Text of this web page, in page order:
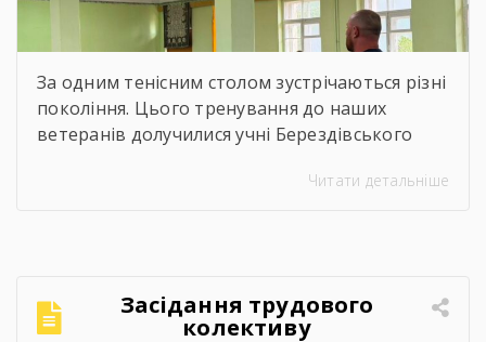
За одним тенісним столом зустрічаються різні
покоління. Цього тренування до наших
ветеранів долучилися учні Берездівського
усмішок і щирого спілкування. Саме такі
відволіктися від буденності […]
Читати детальніше
Засідання трудового
колективу